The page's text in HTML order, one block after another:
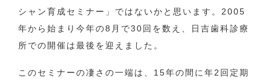
シャン育成セミナー」ではないかと思います。2005
年から始まり今年の8月で30回を数え、日吉歯科診療
所での開催は最後を迎えました。
このセミナーの凄さの一端は、15年の間に年2回定期